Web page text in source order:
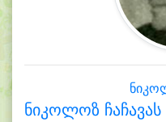
ნიკოლოზ ჩაჩავას